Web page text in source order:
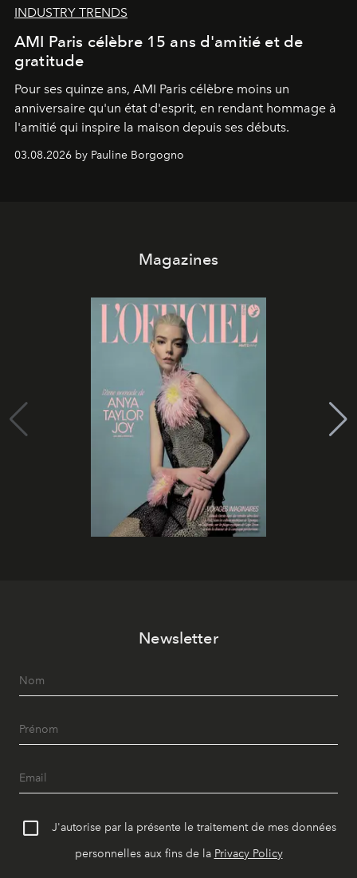
INDUSTRY TRENDS
AMI Paris célèbre 15 ans d'amitié et de
gratitude
Pour ses quinze ans, AMI Paris célèbre moins un
anniversaire qu'un état d'esprit, en rendant hommage à
l'amitié qui inspire la maison depuis ses débuts.
03.08.2026 by Pauline Borgogno
Magazines
Newsletter
J'autorise par la présente le traitement de mes données
personnelles aux fins de la Privacy Policy